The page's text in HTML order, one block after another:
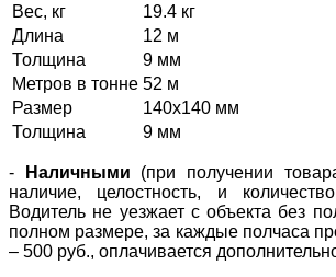
Вес, кг
19.4 кг
Длина
12 м
Толщина
9 мм
Метров в тонне 52 м
Размер
140x140 мм
Толщина
9 мм
- Наличными (при получении
наличие, целостность, и
Водитель не уезжает с объекта без
полном размере, за каждые полчаса
– 500 руб., оплачивается